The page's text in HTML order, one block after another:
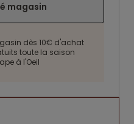
magasin
dès 10€ d'achat
toute la saison
à l'Oeil